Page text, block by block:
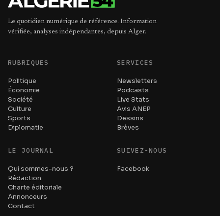
Le quotidien numérique de référence. Information
vérifiée, analyses indépendantes, depuis Alger.
RUBRIQUES
Politique
Économie
Société
Culture
Sports
Diplomatie
SERVICES
Newsletters
Podcasts
Live Stats
Avis ANEP
Dessins
Brèves
LE JOURNAL
Qui sommes-nous ?
Rédaction
Charte éditoriale
Annonceurs
Contact
SUIVEZ-NOUS
Facebook